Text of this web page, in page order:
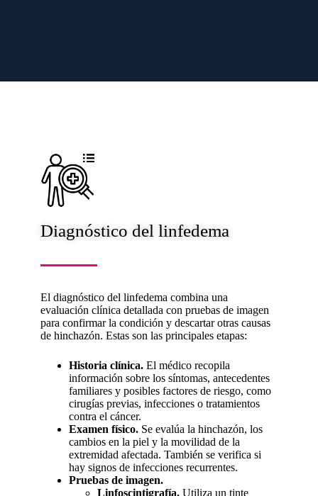
Diagnóstico del linfedema
El diagnóstico del linfedema combina una
evaluación clínica detallada con pruebas de imagen
para confirmar la condición y descartar otras causas
de hinchazón. Estas son las principales etapas:
Historia clínica.El médico recopila
información sobre los síntomas, antecedentes
familiares y posibles factores de riesgo, como
cirugías previas, infecciones o tratamientos
contra el cáncer.
Examen físico.Se evalúa la hinchazón, los
cambios en la piel y la movilidad de la
extremidad afectada. También se verifica si
hay signos de infecciones recurrentes.
Pruebas de imagen.
Linfoscintigrafía.Utiliza un tinte